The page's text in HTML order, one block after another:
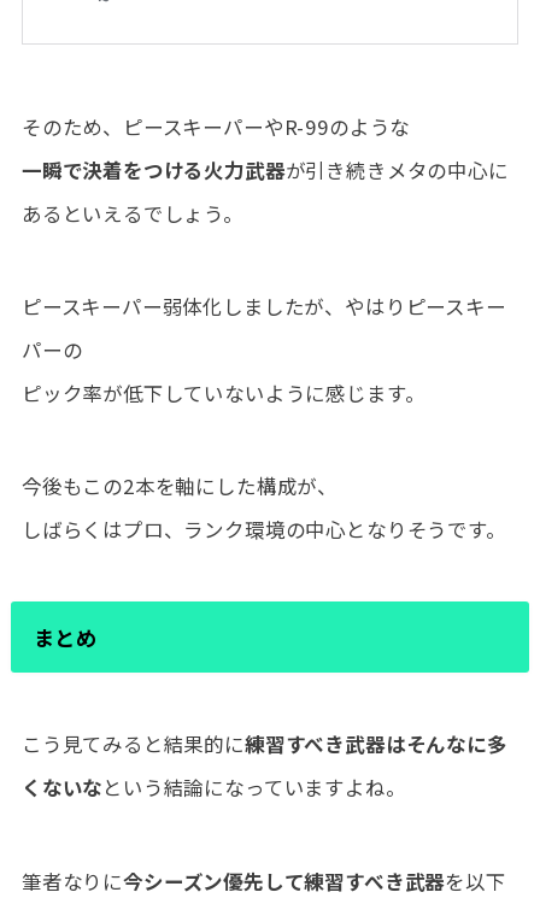
そのため、ピースキーパーやR-99のような
一瞬で決着をつける火力武器が引き続きメタの中心に
あるといえるでしょう。
ピースキーパー弱体化しましたが、やはりピースキー
パーの
ピック率が低下していないように感じます。
今後もこの2本を軸にした構成が、
しばらくはプロ、ランク環境の中心となりそうです。
まとめ
こう見てみると結果的に練習すべき武器はそんなに多
くないなという結論になっていますよね。
筆者なりに今シーズン優先して練習すべき武器を以下